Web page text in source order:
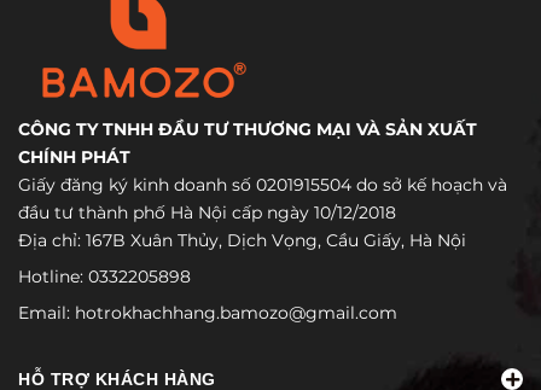
CÔNG TY TNHH ĐẦU TƯ THƯƠNG MẠI VÀ SẢN XUẤT
CHÍNH PHÁT
Giấy đăng ký kinh doanh số 0201915504 do sở kế hoạch và
đầu tư thành phố Hà Nội cấp ngày 10/12/2018
Địa chỉ: 167B Xuân Thủy, Dịch Vọng, Cầu Giấy, Hà Nội
Hotline: 0332205898
Email: hotrokhachhang.bamozo@gmail.com
HỖ TRỢ KHÁCH HÀNG